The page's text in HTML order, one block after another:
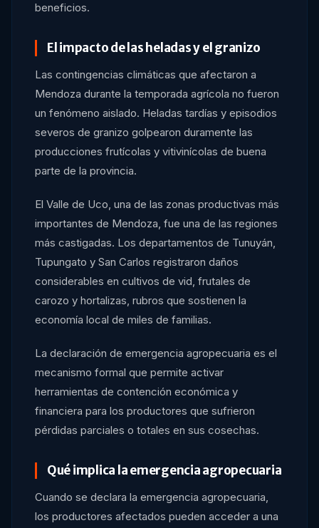
beneficios.
El impacto de las heladas y el granizo
Las contingencias climáticas que afectaron a
Mendoza durante la temporada agrícola no fueron
un fenómeno aislado. Heladas tardías y episodios
severos de granizo golpearon duramente las
producciones frutícolas y vitivinícolas de buena
parte de la provincia.
El Valle de Uco, una de las zonas productivas más
importantes de Mendoza, fue una de las regiones
más castigadas. Los departamentos de Tunuyán,
Tupungato y San Carlos registraron daños
considerables en cultivos de vid, frutales de
carozo y hortalizas, rubros que sostienen la
economía local de miles de familias.
La declaración de emergencia agropecuaria es el
mecanismo formal que permite activar
herramientas de contención económica y
financiera para los productores que sufrieron
pérdidas parciales o totales en sus cosechas.
Qué implica la emergencia agropecuaria
Cuando se declara la emergencia agropecuaria,
los productores afectados pueden acceder a una